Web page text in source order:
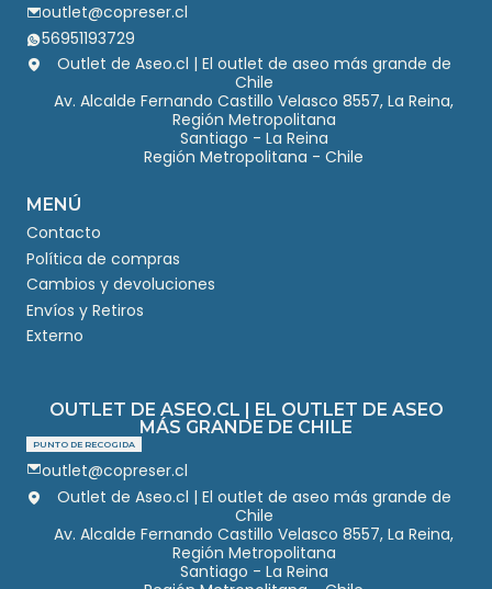
outlet@copreser.cl
56951193729
Outlet de Aseo.cl | El outlet de aseo más grande de
Chile
Av. Alcalde Fernando Castillo Velasco 8557, La Reina,
Región Metropolitana
Santiago - La Reina
Región Metropolitana - Chile
MENÚ
Contacto
Política de compras
Cambios y devoluciones
Envíos y Retiros
Externo
OUTLET DE ASEO.CL | EL OUTLET DE ASEO
MÁS GRANDE DE CHILE
PUNTO DE RECOGIDA
outlet@copreser.cl
Outlet de Aseo.cl | El outlet de aseo más grande de
Chile
Av. Alcalde Fernando Castillo Velasco 8557, La Reina,
Región Metropolitana
Santiago - La Reina